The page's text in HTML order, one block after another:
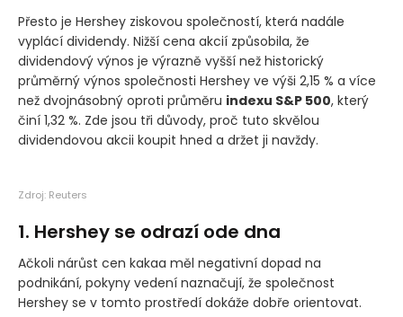
Přesto je Hershey ziskovou společností, která nadále
vyplácí dividendy. Nižší cena akcií způsobila, že
dividendový výnos je výrazně vyšší než historický
průměrný výnos společnosti Hershey ve výši 2,15 % a více
než dvojnásobný oproti průměru indexu S&P 500, který
činí 1,32 %. Zde jsou tři důvody, proč tuto skvělou
dividendovou akcii koupit hned a držet ji navždy.
Zdroj: Reuters
1. Hershey se odrazí ode dna
Ačkoli nárůst cen kakaa měl negativní dopad na
podnikání, pokyny vedení naznačují, že společnost
Hershey se v tomto prostředí dokáže dobře orientovat.